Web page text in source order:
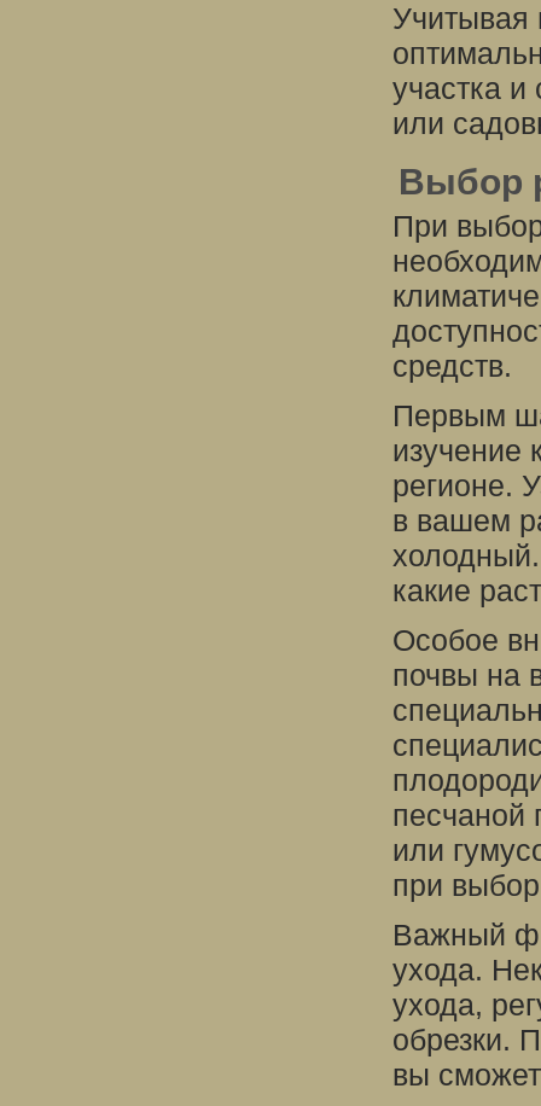
Учитывая
участка
или
Выбор
При
средств.
Первым
изучение
регионе.
в вашем
какие
Особое
почвы на
песчаной
или
при
Важный
ухода.
ухода,
обрезки.
вы